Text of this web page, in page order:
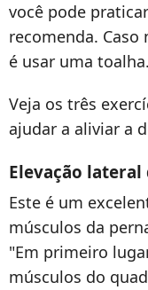
você pode
recomenda.
é usar uma toalha.
Veja os três
ajudar a aliviar a
Elevação lateral
Este é um
músculos da
"Em primeiro
músculos do